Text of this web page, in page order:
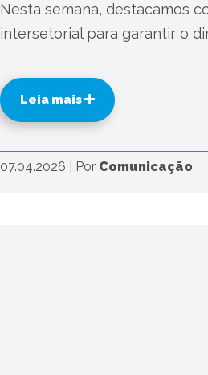
Nesta semana, destacamos
intersetorial para garantir o
Leia mais
07.04.2026 Por Comunicação